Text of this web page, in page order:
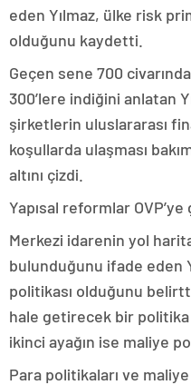
eden Yılmaz, ülke risk
olduğunu kaydetti.
Geçen sene 700
300’lere indiğini anlatan
şirketlerin uluslararası
koşullarda ulaşması
altını çizdi.
Yapısal reformlar OVP’ye
Merkezi idarenin yol
bulunduğunu ifade eden
politikası olduğunu
hale getirecek bir politika
ikinci ayağın ise maliye
Para politikaları ve